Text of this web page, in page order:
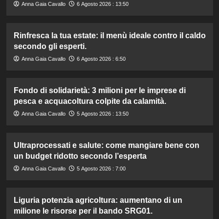
Anna Gaia Cavallo 6 Agosto 2026 : 13:50
Rinfresca la tua estate: il menù ideale contro il caldo
secondo gli esperti.
Anna Gaia Cavallo 6 Agosto 2026 : 6:50
Fondo di solidarietà: 3 milioni per le imprese di
pesca e acquacoltura colpite da calamità.
Anna Gaia Cavallo 5 Agosto 2026 : 13:50
Ultraprocessati e salute: come mangiare bene con
un budget ridotto secondo l’esperta
Anna Gaia Cavallo 5 Agosto 2026 : 7:00
Liguria potenzia agricoltura: aumentano di un
milione le risorse per il bando SRG01.